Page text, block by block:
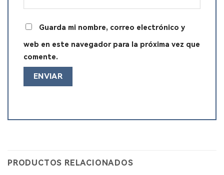
Guarda mi nombre, correo electrónico y
web en este navegador para la próxima vez que
comente.
PRODUCTOS RELACIONADOS